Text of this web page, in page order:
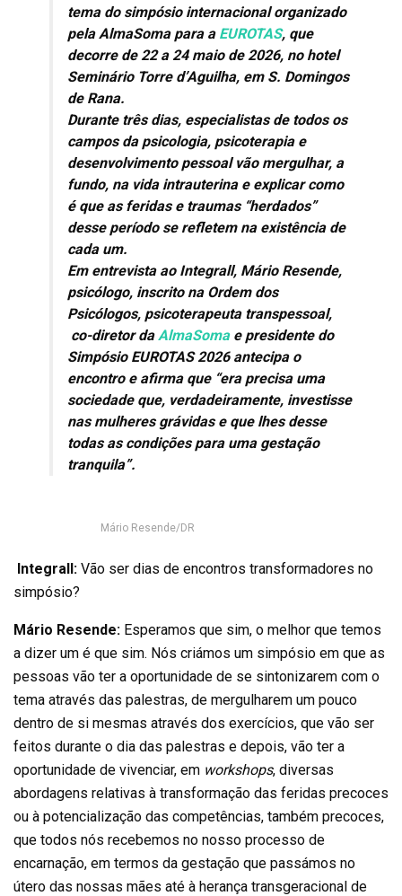
tema do simpósio internacional organizado
pela AlmaSoma para aEUROTAS, que
decorre de 22 a 24 maio de 2026, no hotel
Seminário Torre d’Aguilha, em S. Domingos
de Rana.
Durante três dias, especialistas de todos os
campos da psicologia, psicoterapia e
desenvolvimento pessoal vão mergulhar, a
fundo, na vida intrauterina e explicar como
é que as feridas e traumas “herdados”
desse período se refletem na existência de
cada um.
Em entrevista ao Integrall, Mário Resende,
psicólogo, inscrito na Ordem dos
Psicólogos, psicoterapeuta transpessoal,
co-diretor da AlmaSomae presidente do
Simpósio EUROTAS 2026 antecipa o
encontro e afirma que “era precisa uma
sociedade que, verdadeiramente, investisse
nas mulheres grávidas e que lhes desse
todas as condições para uma gestação
tranquila”.
Mário Resende/DR
Integrall: Vão ser dias de encontros transformadores no
simpósio?
Mário Resende: Esperamos que sim, o melhor que temos
a dizer um é que sim. Nós criámos um simpósio em que as
pessoas vão ter a oportunidade de se sintonizarem com o
tema através das palestras, de mergulharem um pouco
dentro de si mesmas através dos exercícios, que vão ser
feitos durante o dia das palestras e depois, vão ter a
oportunidade de vivenciar, em workshops, diversas
abordagens relativas à transformação das feridas precoces
ou à potencialização das competências, também precoces,
que todos nós recebemos no nosso processo de
encarnação, em termos da gestação que passámos no
útero das nossas mães até à herança transgeracional de